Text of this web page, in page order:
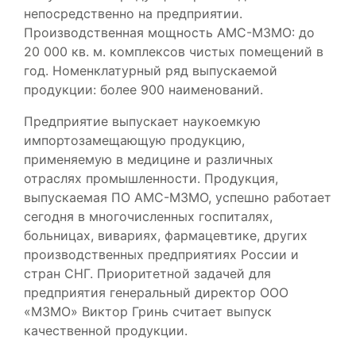
непосредственно на предприятии.
Производственная мощность АМС-МЗМО: до
20 000 кв. м. комплексов чистых помещений в
год. Номенклатурный ряд выпускаемой
продукции: более 900 наименований.
Предприятие выпускает наукоемкую
импортозамещающую продукцию,
применяемую в медицине и различных
отраслях промышленности. Продукция,
выпускаемая ПО АМС-МЗМО, успешно работает
сегодня в многочисленных госпиталях,
больницах, вивариях, фармацевтике, других
производственных предприятиях России и
стран СНГ. Приоритетной задачей для
предприятия генеральный директор ООО
«МЗМО» Виктор Гринь считает выпуск
качественной продукции.